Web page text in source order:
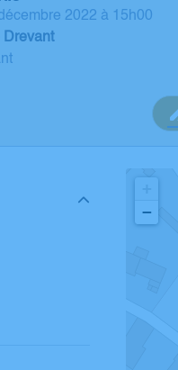
décembre 2022 à 15h00
Drevant
−